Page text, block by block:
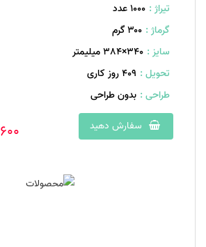
تیراژ : 1000 عدد
گرماژ : ۳۰۰ گرم
سایز : 340×384 میلیمتر
تحویل : 409 روز کاری
طراحی : بدون طراحی
سفارش دهید